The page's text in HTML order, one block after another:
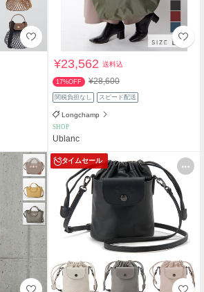
¥23,562送料込
17%OFF ¥28,600
関税負担なし スピード配送
Longchamp
SHOP
Ublanc
タイムセール